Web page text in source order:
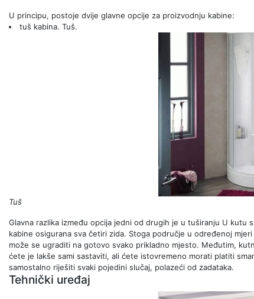
U principu, postoje dvije glavne opcije za proizvodnju kabine:
tuš kabina. Tuš.
Tuš
Glavna razlika između opcija jedni od drugih je u tuširanju U kutu
kabine osigurana sva četiri zida. Stoga područje u određenoj
može se ugraditi na gotovo svako prikladno mjesto. Međutim,
ćete je lakše sami sastaviti, ali ćete istovremeno morati platiti
samostalno riješiti svaki pojedini slučaj, polazeći od zadataka.
Tehnički uređaj